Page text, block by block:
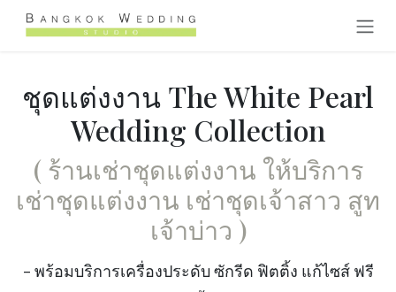
Skip to Content
ชุดแต่งงาน The White Pearl
Wedding Collection
( ร้านเช่าชุดแต่งงาน ให้บริการ
เช่าชุดแต่งงาน เช่าชุดเจ้าสาว สูท
เจ้าบ่าว )
- พร้อมบริการเครื่องประดับ ซักรีด ฟิตติ้ง แก้ไซส์ ฟรี